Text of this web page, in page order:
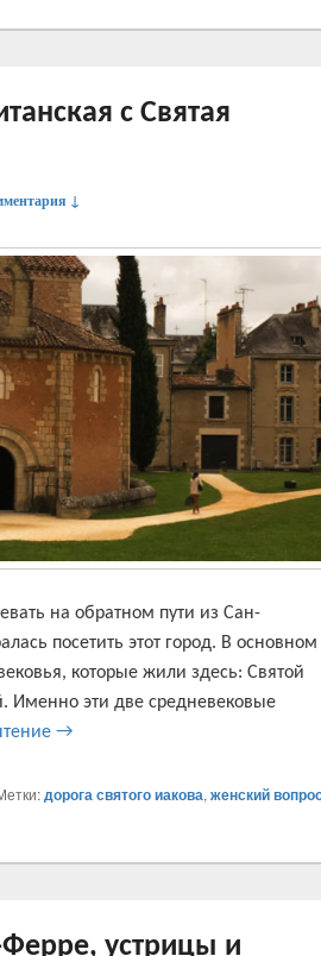
с Святая
↓
на обратном пути из Сан-
посетить этот город. В основном
которые жили здесь: Святой
Именно эти две средневековые
Пуатье Алеонора Аквитанская с
→
дорога святого иакова, женский
устрицы и